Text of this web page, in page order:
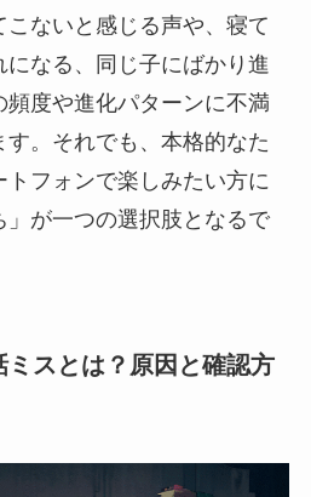
ないと感じる声や、寝て
なる、同じ子にばかり進
度や進化パターンに不満
。それでも、本格的なた
トフォンで楽しみたい方に
」が一つの選択肢となるで
スとは？原因と確認方